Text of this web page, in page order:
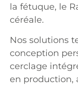
la fétuque, le
céréale.
Nos solutions
conception
cerclage
en production,